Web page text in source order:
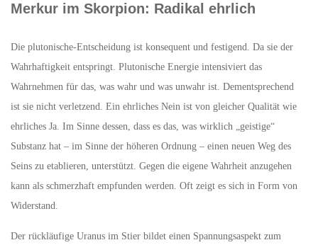
Merkur im Skorpion: Radikal ehrlich
Die plutonische-Entscheidung ist konsequent und festigend. Da sie der
Wahrhaftigkeit entspringt. Plutonische Energie intensiviert das
Wahrnehmen für das, was wahr und was unwahr ist. Dementsprechend
ist sie nicht verletzend. Ein ehrliches Nein ist von gleicher Qualität wie
ehrliches Ja. Im Sinne dessen, dass es das, was wirklich „geistige“
Substanz hat – im Sinne der höheren Ordnung – einen neuen Weg des
Seins zu etablieren, unterstützt. Gegen die eigene Wahrheit anzugehen
kann als schmerzhaft empfunden werden. Oft zeigt es sich in Form von
Widerstand.
Der rückläufige Uranus im Stier bildet einen Spannungsaspekt zum